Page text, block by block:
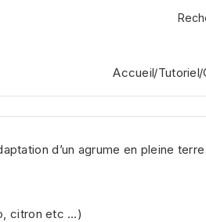
Accueil Tutoriel
d’un agrume en pleine
citron etc …)